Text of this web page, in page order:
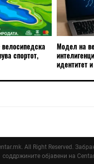
спортот,
Модел на
идентитет
All Right Reserved.
соддржините објавени на